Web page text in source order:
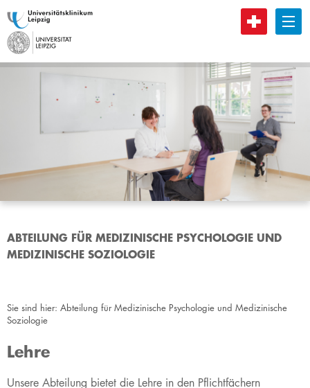
B
ABTEILUNG FÜR MEDIZINISCHE PSYCHOLOGIE UND
MEDIZINISCHE SOZIOLOGIE
Sie sind hier: Abteilung für Medizinische Psychologie und Medizinische
Soziologie
Lehre
​​​​​​​​​​​​​​​​​​​​​​Unsere Abteilung bietet die Lehre in den Pflichtfächern